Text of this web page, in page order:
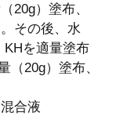
20g）塗布、
その後、水
を適量塗布
（20g）塗布、
合液